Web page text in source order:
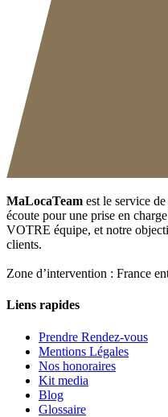
MaLocaTeam est le service
écoute pour une prise en
VOTRE équipe, et notre
clients.
Zone d’intervention : France
Liens rapides
Prendre Rendez-vous
Mentions Légales
Nos honoraires
Kit media
Blog
Glossaire